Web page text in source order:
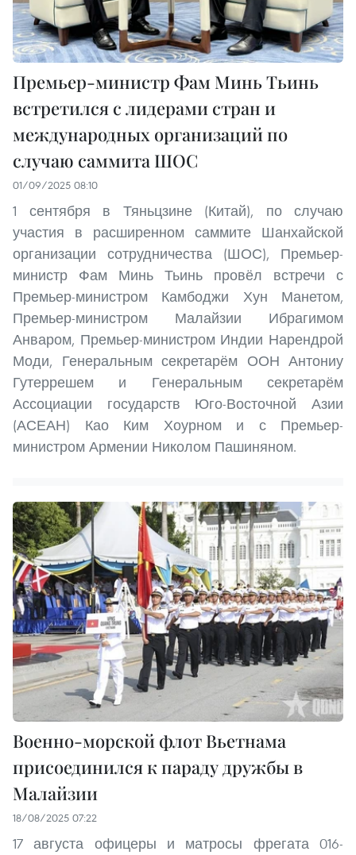
Премьер-министр Фам Минь Тьинь
встретился с лидерами стран и
международных организаций по
случаю саммита ШОС
01/09/2025 08:10
1 сентября в Тяньцзине (Китай), по случаю
участия в расширенном саммите Шанхайской
организации сотрудничества (ШОС), Премьер-
министр Фам Минь Тьинь провёл встречи с
Премьер-министром Камбоджи Хун Манетом,
Премьер-министром Малайзии Ибрагимом
Анваром, Премьер-министром Индии Нарендрой
Моди, Генеральным секретарём ООН Антониу
Гутеррешем и Генеральным секретарём
Ассоциации государств Юго-Восточной Азии
(АСЕАН) Као Ким Хоурном и с Премьер-
министром Армении Николом Пашиняном.
Военно-морской флот Вьетнама
присоединился к параду дружбы в
Малайзии
18/08/2025 07:22
17 августа офицеры и матросы фрегата 016-